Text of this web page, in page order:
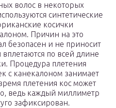
волос в некоторых
синтетические
косички
Причин на это
безопасен и не приносит
по всей длине
Процедура плетения
с канекалоном занимает
плетения кос может
ведь каждый миллиметр
зафиксирован.